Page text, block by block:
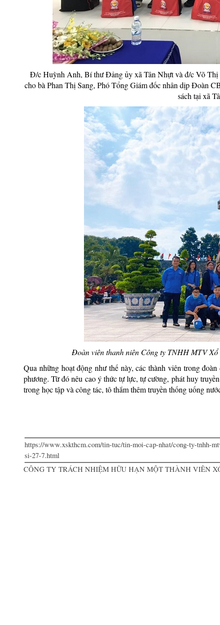
Đ/c Huỳnh Anh, Bí thư Đảng ủy xã Tân Nhựt và đ/c Võ
cho bà Phan Thị Sang, Phó Tổng Giám đốc nhân dịp Đoàn
sách tại xã
Đoàn viên thanh niên Công ty TNHH MTV
Qua những hoạt động như thế này, các thành viên trong
phương. Từ đó nêu cao ý thức tự lực, tự cường, phát huy
trong học tập và công tác, tô thắm thêm truyền thống uống
https://www.xskthcm.com/tin-tuc/tin-moi-cap-nhat/cong-ty-tnhh-
si-27-7.html
CÔNG TY TRÁCH NHIỆM HỮU HẠN MỘT THÀNH VIÊN